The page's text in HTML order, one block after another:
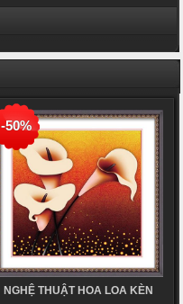
-50%
NGHỆ THUẬT HOA LOA KÈN